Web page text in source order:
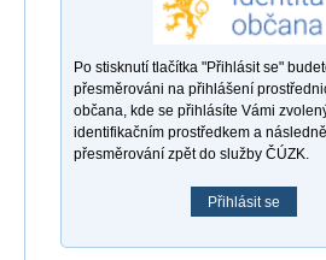
Po stisknutí tlačítka "Přihlásit se"
přesměrováni na přihlášení
občana, kde se přihlásíte Vámi
identifikačním prostředkem a
přesměrování zpět do služby ČÚZK.
Přihlásit se